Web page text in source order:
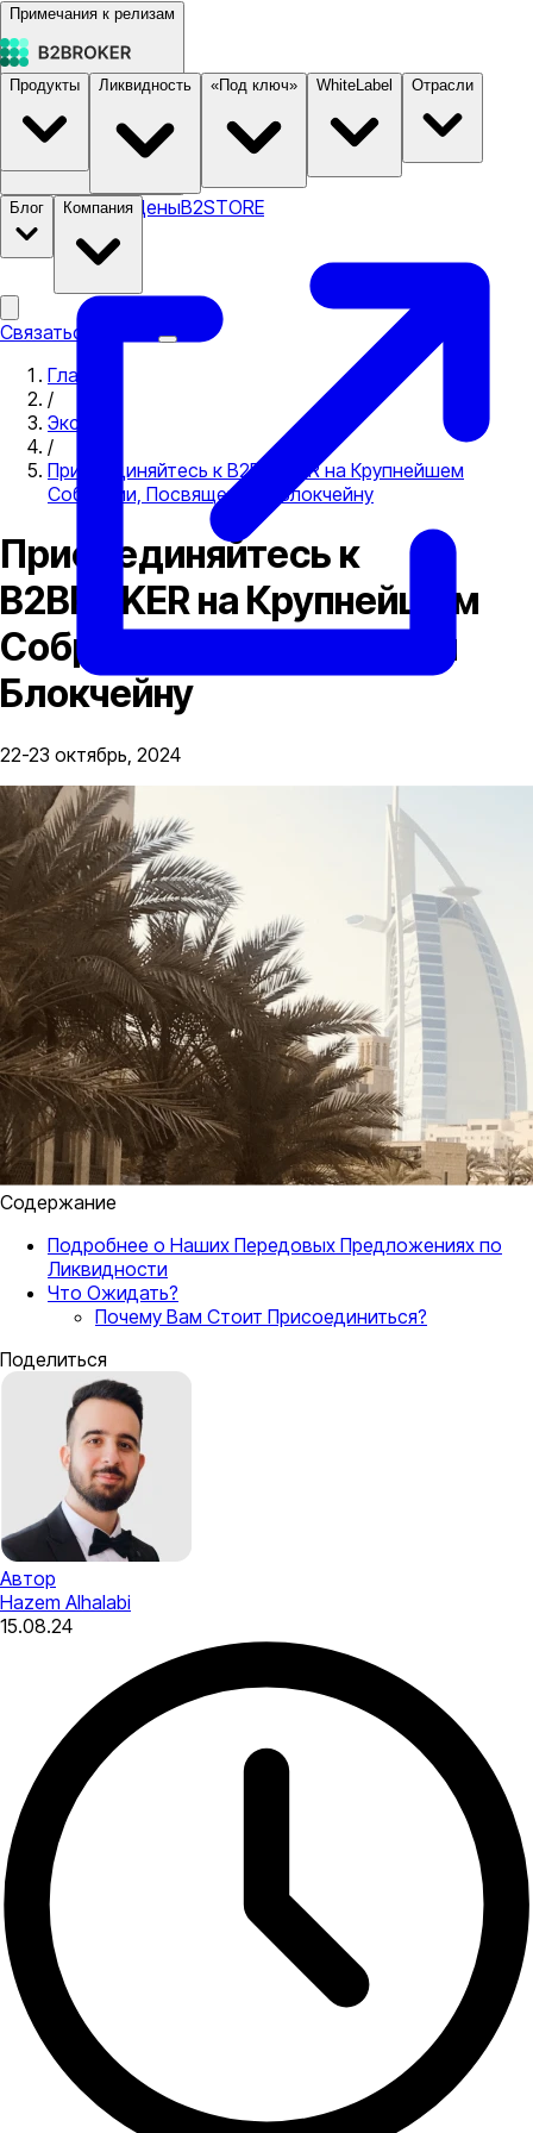
Примечания к релизам
Документация ЦеныB2STORE
Продукты Ликвидность «Под ключ» WhiteLabel Отрасли
Блог Компания
Связаться с нами
Главная
/
Экспо
/
Присоединяйтесь к B2BROKER на Крупнейшем
Собрании, Посвященном Блокчейну
Присоединяйтесь к
B2BROKER на Крупнейшем
Собрании, Посвященном
Блокчейну
22-23 октябрь, 2024
Содержание
Подробнее о Наших Передовых Предложениях по
Ликвидности
Что Ожидать?
Почему Вам Стоит Присоединиться?
Поделиться
Автор
Hazem Alhalabi
15.08.24